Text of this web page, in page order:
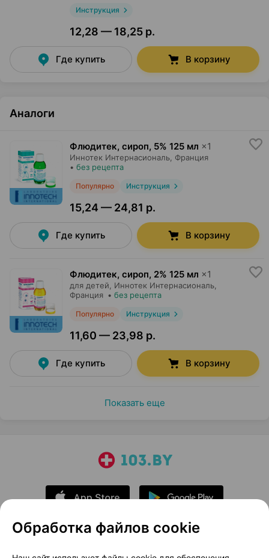
Инструкция
12,28 — 18,25 р.
Где купить В корзину
Аналоги
Флюдитек, сироп, 5% 125 мл ×1
Иннотек Интернасиональ, Франция
• без рецепта
Популярно Инструкция
15,24 — 24,81 р.
Где купить В корзину
Флюдитек, сироп, 2% 125 мл ×1
для детей, Иннотек Интернасиональ,
Франция • без рецепта
Популярно Инструкция
11,60 — 23,98 р.
Где купить В корзину
Показать еще
Обработка файлов cookie